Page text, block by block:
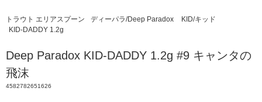
トラウト エリアスプーン ディーパラ/Deep Paradox
KID/キッド
KID-DADDY 1.2g
Deep Paradox KID-DADDY 1.2g #9 キャンタの
飛沫
4582782651626